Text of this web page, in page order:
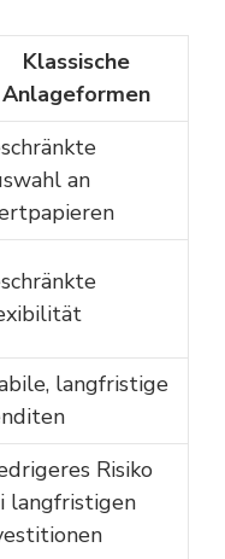
Klassische
Anlageformen
an
langfristige
Risiko
langfristigen